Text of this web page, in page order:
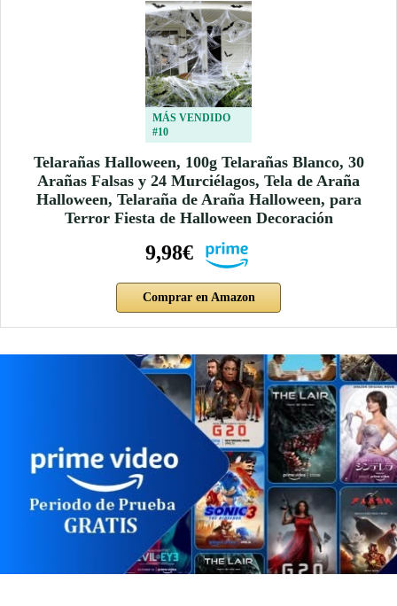
MÁS VENDIDO
#10
Telarañas Halloween, 100g Telarañas Blanco, 30
Arañas Falsas y 24 Murciélagos, Tela de Araña
Halloween, Telaraña de Araña Halloween, para
Terror Fiesta de Halloween Decoración
9,98€
Comprar en Amazon